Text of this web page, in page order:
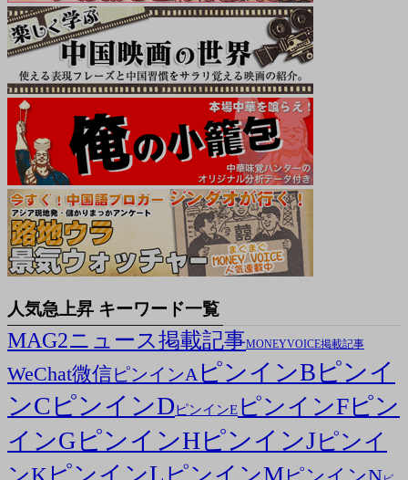
人気急上昇 キーワード一覧
MAG2ニュース掲載記事MONEYVOICE掲載記事
WeChat微信ピンインAピンインB ピンイ
ンC ピンインDピンインE ピンインFピン
インG ピンインHピンインJピンイ
ンK ピンインL ピンインM